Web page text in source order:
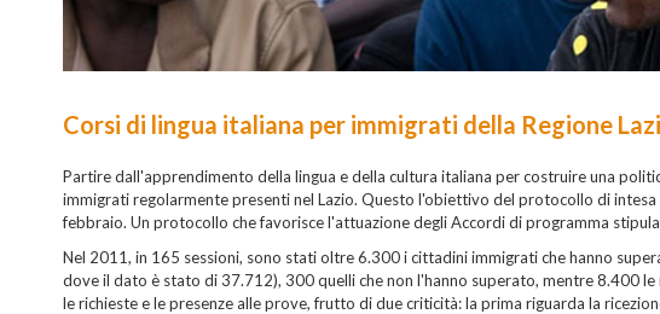
Corsi di lingua italiana per immigrati della Regione
Partire dall'apprendimento della lingua e della cultura italiana per costruire una
immigrati regolarmente presenti nel Lazio. Questo l'obiettivo del protocollo di
febbraio. Un protocollo che favorisce l'attuazione degli Accordi di programma
Nel 2011, in 165 sessioni, sono stati oltre 6.300 i cittadini immigrati che hanno
dove il dato è stato di 37.712), 300 quelli che non l'hanno superato, mentre 8.400
le richieste e le presenze alle prove, frutto di due criticità: la prima riguarda la